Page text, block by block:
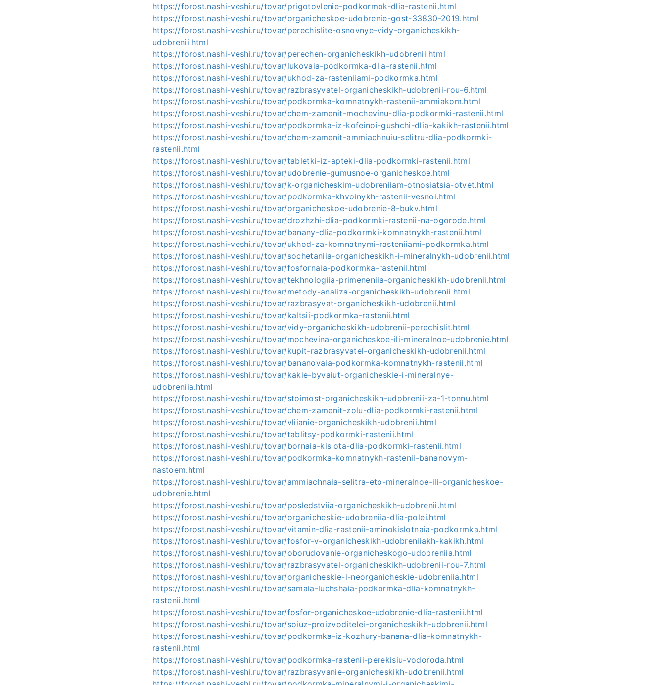
https://forost.nashi-veshi.ru/tovar/prigotovlenie-podkormok-dlia-rastenii.html
https://forost.nashi-veshi.ru/tovar/organicheskoe-udobrenie-gost-33830-2019.html
https://forost.nashi-veshi.ru/tovar/perechislite-osnovnye-vidy-organicheskikh-
udobrenii.html
https://forost.nashi-veshi.ru/tovar/perechen-organicheskikh-udobrenii.html
https://forost.nashi-veshi.ru/tovar/lukovaia-podkormka-dlia-rastenii.html
https://forost.nashi-veshi.ru/tovar/ukhod-za-rasteniiami-podkormka.html
https://forost.nashi-veshi.ru/tovar/razbrasyvatel-organicheskikh-udobrenii-rou-6.html
https://forost.nashi-veshi.ru/tovar/podkormka-komnatnykh-rastenii-ammiakom.html
https://forost.nashi-veshi.ru/tovar/chem-zamenit-mochevinu-dlia-podkormki-rastenii.html
https://forost.nashi-veshi.ru/tovar/podkormka-iz-kofeinoi-gushchi-dlia-kakikh-rastenii.html
https://forost.nashi-veshi.ru/tovar/chem-zamenit-ammiachnuiu-selitru-dlia-podkormki-
rastenii.html
https://forost.nashi-veshi.ru/tovar/tabletki-iz-apteki-dlia-podkormki-rastenii.html
https://forost.nashi-veshi.ru/tovar/udobrenie-gumusnoe-organicheskoe.html
https://forost.nashi-veshi.ru/tovar/k-organicheskim-udobreniiam-otnosiatsia-otvet.html
https://forost.nashi-veshi.ru/tovar/podkormka-khvoinykh-rastenii-vesnoi.html
https://forost.nashi-veshi.ru/tovar/organicheskoe-udobrenie-8-bukv.html
https://forost.nashi-veshi.ru/tovar/drozhzhi-dlia-podkormki-rastenii-na-ogorode.html
https://forost.nashi-veshi.ru/tovar/banany-dlia-podkormki-komnatnykh-rastenii.html
https://forost.nashi-veshi.ru/tovar/ukhod-za-komnatnymi-rasteniiami-podkormka.html
https://forost.nashi-veshi.ru/tovar/sochetaniia-organicheskikh-i-mineralnykh-udobrenii.html
https://forost.nashi-veshi.ru/tovar/fosfornaia-podkormka-rastenii.html
https://forost.nashi-veshi.ru/tovar/tekhnologiia-primeneniia-organicheskikh-udobrenii.html
https://forost.nashi-veshi.ru/tovar/metody-analiza-organicheskikh-udobrenii.html
https://forost.nashi-veshi.ru/tovar/razbrasyvat-organicheskikh-udobrenii.html
https://forost.nashi-veshi.ru/tovar/kaltsii-podkormka-rastenii.html
https://forost.nashi-veshi.ru/tovar/vidy-organicheskikh-udobrenii-perechislit.html
https://forost.nashi-veshi.ru/tovar/mochevina-organicheskoe-ili-mineralnoe-udobrenie.html
https://forost.nashi-veshi.ru/tovar/kupit-razbrasyvatel-organicheskikh-udobrenii.html
https://forost.nashi-veshi.ru/tovar/bananovaia-podkormka-komnatnykh-rastenii.html
https://forost.nashi-veshi.ru/tovar/kakie-byvaiut-organicheskie-i-mineralnye-
udobreniia.html
https://forost.nashi-veshi.ru/tovar/stoimost-organicheskikh-udobrenii-za-1-tonnu.html
https://forost.nashi-veshi.ru/tovar/chem-zamenit-zolu-dlia-podkormki-rastenii.html
https://forost.nashi-veshi.ru/tovar/vliianie-organicheskikh-udobrenii.html
https://forost.nashi-veshi.ru/tovar/tablitsy-podkormki-rastenii.html
https://forost.nashi-veshi.ru/tovar/bornaia-kislota-dlia-podkormki-rastenii.html
https://forost.nashi-veshi.ru/tovar/podkormka-komnatnykh-rastenii-bananovym-
nastoem.html
https://forost.nashi-veshi.ru/tovar/ammiachnaia-selitra-eto-mineralnoe-ili-organicheskoe-
udobrenie.html
https://forost.nashi-veshi.ru/tovar/posledstviia-organicheskikh-udobrenii.html
https://forost.nashi-veshi.ru/tovar/organicheskie-udobreniia-dlia-polei.html
https://forost.nashi-veshi.ru/tovar/vitamin-dlia-rastenii-aminokislotnaia-podkormka.html
https://forost.nashi-veshi.ru/tovar/fosfor-v-organicheskikh-udobreniiakh-kakikh.html
https://forost.nashi-veshi.ru/tovar/oborudovanie-organicheskogo-udobreniia.html
https://forost.nashi-veshi.ru/tovar/razbrasyvatel-organicheskikh-udobrenii-rou-7.html
https://forost.nashi-veshi.ru/tovar/organicheskie-i-neorganicheskie-udobreniia.html
https://forost.nashi-veshi.ru/tovar/samaia-luchshaia-podkormka-dlia-komnatnykh-
rastenii.html
https://forost.nashi-veshi.ru/tovar/fosfor-organicheskoe-udobrenie-dlia-rastenii.html
https://forost.nashi-veshi.ru/tovar/soiuz-proizvoditelei-organicheskikh-udobrenii.html
https://forost.nashi-veshi.ru/tovar/podkormka-iz-kozhury-banana-dlia-komnatnykh-
rastenii.html
https://forost.nashi-veshi.ru/tovar/podkormka-rastenii-perekisiu-vodoroda.html
https://forost.nashi-veshi.ru/tovar/razbrasyvanie-organicheskikh-udobrenii.html